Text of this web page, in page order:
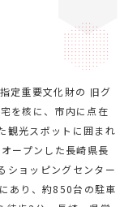
定重要文化財の 旧グ
を核に、市内に点在
観光スポットに囲まれ
ープンした長崎県長
ショッピングセンター
あり、約850台の駐車